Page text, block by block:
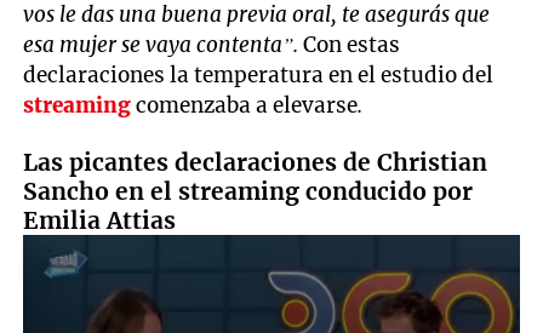
vos le das una buena previa oral, te asegurás que
esa mujer se vaya contenta”.Con estas
declaraciones la temperatura en el estudio del
streamingcomenzaba a elevarse.
Las picantes declaraciones de Christian
Sancho en el streaming conducido por
Emilia Attias